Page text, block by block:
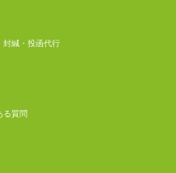
封緘・投函代行
る質問